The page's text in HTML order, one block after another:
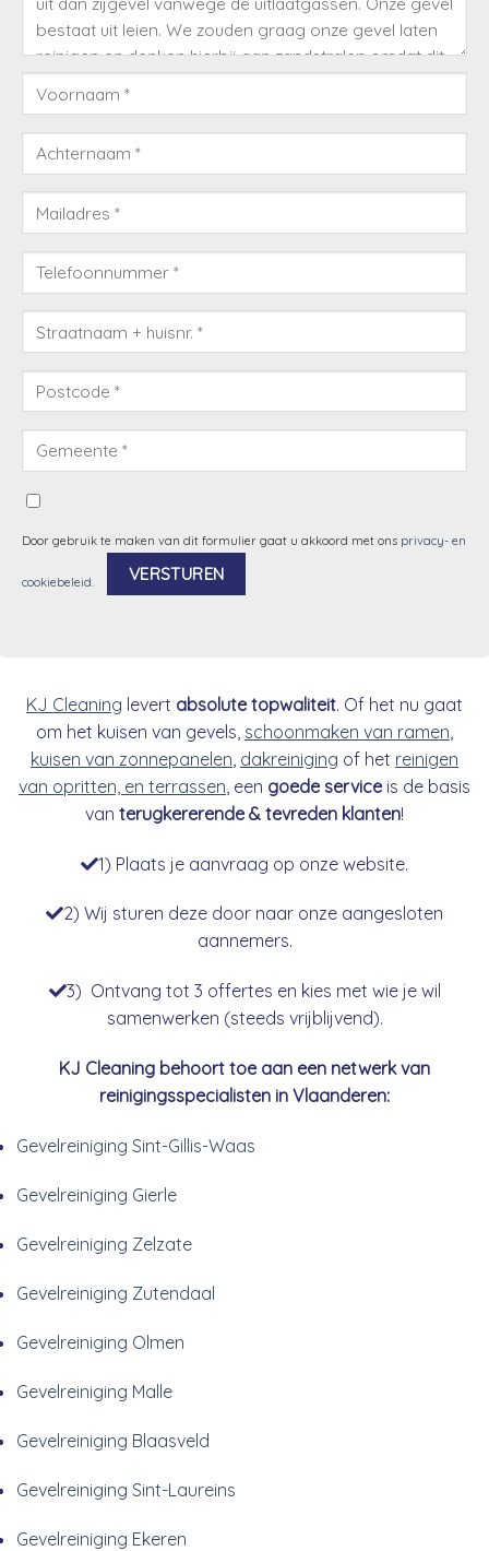
Door gebruik te maken van dit formulier gaat u akkoord met ons privacy- en
cookiebeleid.
KJ Cleaning levert absolute topwaliteit. Of het nu gaat
om het kuisen van gevels, schoonmaken van ramen
kuisen van zonnepanelen dakreiniging of het reinigen
van opritten, en terrassen , een goede serviceis de basis
van terugkererende & tevreden klanten!
1) Plaats je aanvraag op onze website.
2) Wij sturen deze door naar onze aangesloten
aannemers.
3) Ontvang tot 3 offertes en kies met wie je wil
samenwerken (steeds vrijblijvend).
KJ Cleaning behoort toe aan een netwerk van
reinigingsspecialisten in Vlaanderen:
Gevelreiniging Sint-Gillis-Waas
Gevelreiniging Gierle
Gevelreiniging Zelzate
Gevelreiniging Zutendaal
Gevelreiniging Olmen
Gevelreiniging Malle
Gevelreiniging Blaasveld
Gevelreiniging Sint-Laureins
Gevelreiniging Ekeren